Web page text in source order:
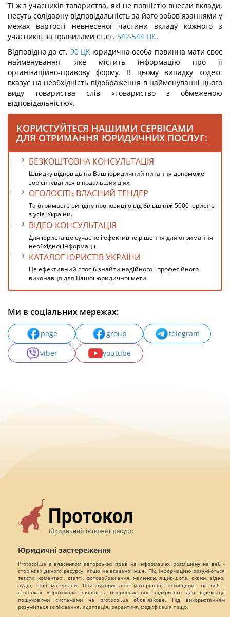
Ті ж з учасників товариства, які не повністю внесли вклади,
несуть солідарну відповідальність за його зобов´язаннями у
межах вартості невнесеної частини вкладу кожного з
учасників за правилами ст.ст. 542-544 ЦК.
Відповідно до ст. 90 ЦКюридична особа повинна мати своє
найменування, яке містить інформацію про її
організаційно-правову форму. В цьому випадку кодекс
вказує на необхідність відображення в найменуванні цього
виду товариства слів «товариство з обмеженою
відповідальністю».
КОРИСТУЙТЕСЯ НАШИМИ СЕРВІСАМИ
ДЛЯ ОТРИМАННЯ ЮРИДИЧНИХ ПОСЛУГ:
БЕЗКОШТОВНА КОНСУЛЬТАЦІЯ
Швидку відповідь на Ваш юридичний питання допоможе
зорієнтуватися в подальших діях.
ОГОЛОСІТЬ ВЛАСНИЙ ТЕНДЕР
Та отримаєте вигідну пропозицію від більш ніж 5000 юристів
з усієї України.
ВІДЕО-КОНСУЛЬТАЦІЯ
Для юриста це сучасне і ефективне рішення для отримання
необхідної інформації
КАТАЛОГ ЮРИСТІВ УКРАЇНИ
Це ефективний спосіб знайти надійного і професійного
виконавця для Вашої юридичної мети
Ми в соціальних мережах:
page group
telegram
viber
youtube
Юридичні застереження
Protocol.ua є власником авторських прав на інформацію, розміщену на веб -
сторінках даного ресурсу, якщо не вказано інше. Під інформацією розуміються
тексти, коментарі, статті, фотозображення, малюнки, ящик-шота, скани, відео,
аудіо, інші матеріали. При використанні матеріалів, розміщених на веб -
сторінках «Протокол» наявність гіперпосилання відкритого для індексації
пошуковими системами на protocol.ua обов`язкове. Під використанням
розуміється копіювання, адаптація, рерайтинг, модифікація тощо.